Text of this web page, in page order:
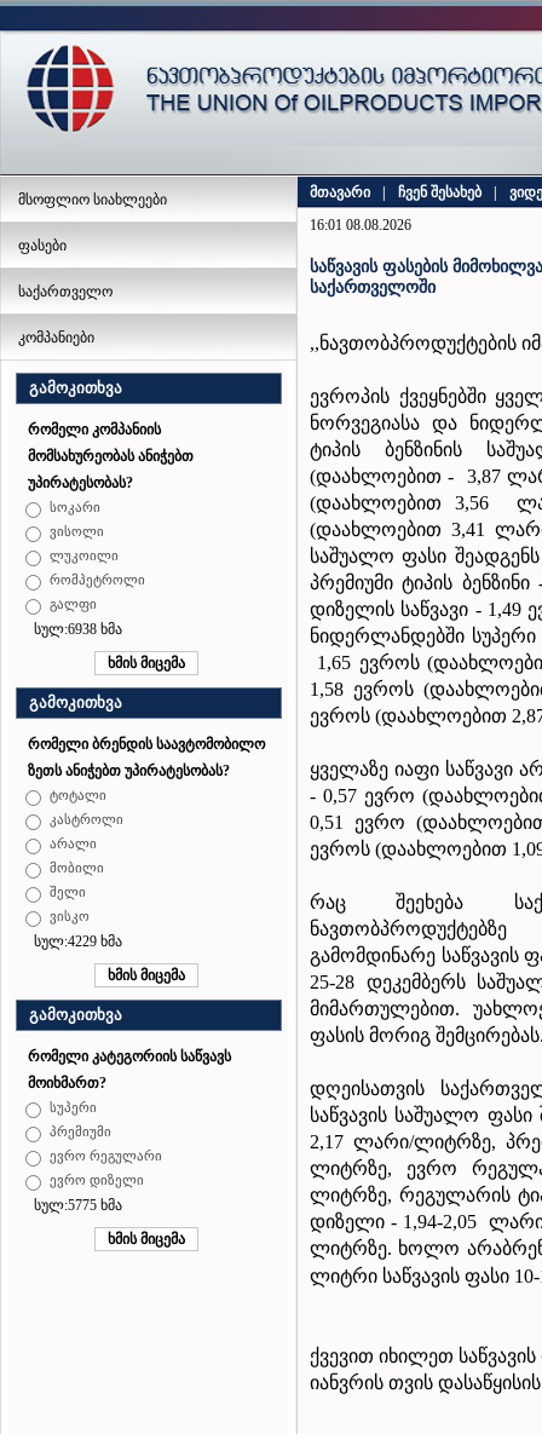
მსოფლიო სიახლეები
ფასები
საქართველო
კომპანიები
გამოკითხვა
რომელი კომპანიის
მომსახურეობას ანიჭებთ
უპირატესობას?
სოკარი
ვისოლი
ლუკოილი
რომპეტროლი
გალფი
სულ:6938 ხმა
გამოკითხვა
რომელი ბრენდის საავტომობილო
ზეთს ანიჭებთ უპირატესობას?
ტოტალი
კასტროლი
არალი
მობილი
შელი
ვისკო
სულ:4229 ხმა
გამოკითხვა
რომელი კატეგორიის საწვავს
მოიხმართ?
სუპერი
პრემიუმი
ევრო რეგულარი
ევრო დიზელი
სულ:5775 ხმა
მთავარი ჩვენ შესახებ
16:01 08.08.2026
საწვავის ფასების
საქართველოში
,,ნავთობპროდუქტების
ევროპის ქვეყნებში
ნორვეგიასა და
ტიპის
ბენზინის
(დაახლოებით - 3,87
(დაახლოებით 3,56
(დაახლოებით 3,41
საშუალო ფასი
პრემიუმი ტიპის ბენზინი-
დიზელის საწვავი - 1,49
ნიდერლანდებში სუპერი
1,65 ევროს (
1,58 ევროს(
ევროს (დაახლოებით
ყველაზე იაფი საწვავი
- 0,57 ევრო (
0,51 ევრო (
ევროს (დაახლოებით
რაც შეეხება
გამომდინარე
25-28 დეკემბერს
მიმართულებით.
ფასის მორიგ
დღეისათვის
საწვავის საშუალო ფასი
2,17 ლარი/ლიტრზე,
ლიტრზე, ევრო
ლიტრზე,რეგულარის
დიზელი - 1,94-2,05
ლიტრზე. ხოლო
ლიტრი საწვავის ფასი 10
ქვევით იხილეთ
იანვრის თვის